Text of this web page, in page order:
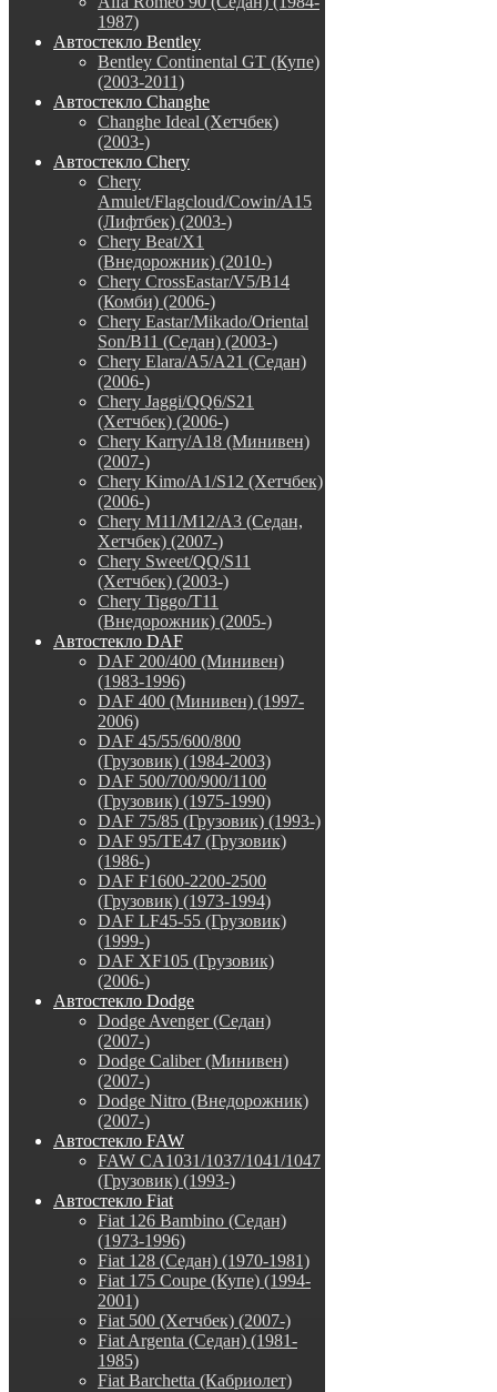
1987)
Автостекло Bentley
Bentley Continental GT (Купе)
(2003-2011)
Автостекло Changhe
Changhe Ideal (Хетчбек)
(2003-)
Автостекло Chery
Chery
Amulet/Flagcloud/Cowin/A15
(Лифтбек) (2003-)
Chery Beat/X1
(Внедорожник) (2010-)
Chery CrossEastar/V5/B14
(Комби) (2006-)
Chery Eastar/Mikado/Oriental
Son/B11 (Седан) (2003-)
Chery Elara/A5/A21 (Седан)
(2006-)
Chery Jaggi/QQ6/S21
(Хетчбек) (2006-)
Chery Karry/A18 (Минивен)
(2007-)
Chery Kimo/A1/S12 (Хетчбек)
(2006-)
Chery M11/M12/A3 (Седан,
Хетчбек) (2007-)
Chery Sweet/QQ/S11
(Хетчбек) (2003-)
Chery Tiggo/T11
(Внедорожник) (2005-)
Автостекло DAF
DAF 200/400 (Минивен)
(1983-1996)
DAF 400 (Минивен) (1997-
2006)
DAF 45/55/600/800
(Грузовик) (1984-2003)
DAF 500/700/900/1100
(Грузовик) (1975-1990)
DAF 75/85 (Грузовик) (1993-)
DAF 95/TE47 (Грузовик)
(1986-)
DAF F1600-2200-2500
(Грузовик) (1973-1994)
DAF LF45-55 (Грузовик)
(1999-)
DAF XF105 (Грузовик)
(2006-)
Автостекло Dodge
Dodge Avenger (Седан)
(2007-)
Dodge Caliber (Минивен)
(2007-)
Dodge Nitro (Внедорожник)
(2007-)
Автостекло FAW
FAW CA1031/1037/1041/1047
(Грузовик) (1993-)
Автостекло Fiat
Fiat 126 Bambino (Седан)
(1973-1996)
Fiat 128 (Седан) (1970-1981)
Fiat 175 Coupe (Купе) (1994-
2001)
Fiat 500 (Хетчбек) (2007-)
Fiat Argenta (Седан) (1981-
1985)
Fiat Barchetta (Кабриолет)